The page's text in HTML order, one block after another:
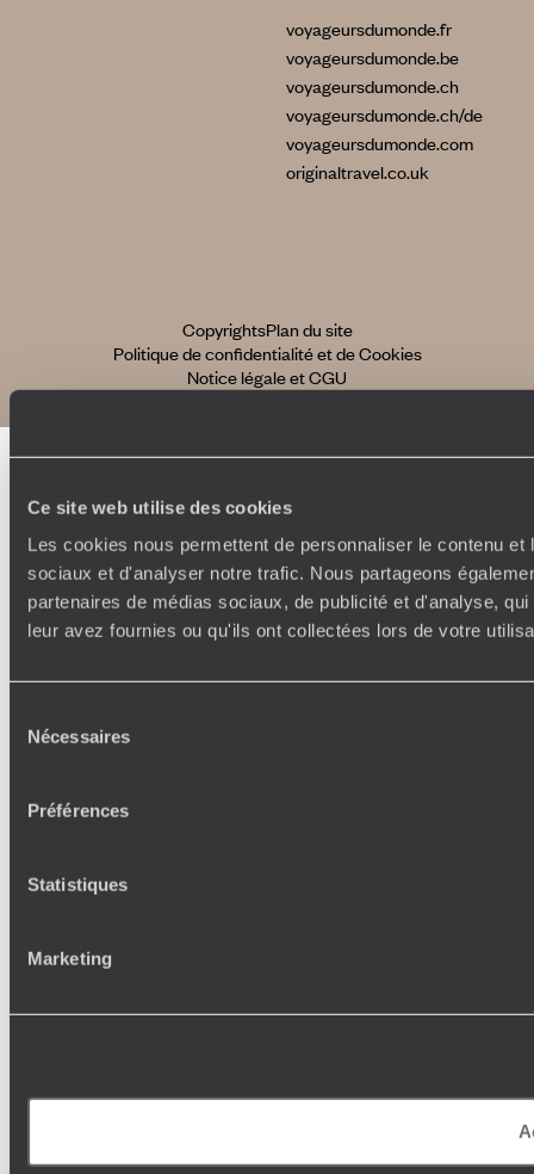
Ce site web utilise des cookies
Les cookies nous permettent de personnaliser le contenu
sociaux et d'analyser notre trafic. Nous partageons
partenaires de médias sociaux, de publicité et d'analyse,
leur avez fournies ou qu'ils ont collectées lors de votre
Nécessaires
Préférences
Statistiques
Marketing
voyageursdumonde.fr
voyageursdumonde.be
voyageursdumonde.ch
voyageursdumonde.ch/de
voyageursdumonde.com
originaltravel.co.uk
CopyrightsPlan du site
Politique de confidentialité et de Cookies
Notice légale et CGU